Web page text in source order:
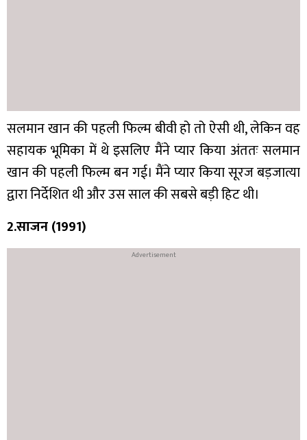
सलमान खान की पहली फिल्म बीवी हो तो ऐसी थी, लेकिन वह
सहायक भूमिका में थे इसलिए मैंने प्यार किया अंततः सलमान
खान की पहली फिल्म बन गई। मैंने प्यार किया सूरज बड़जात्या
द्वारा निर्देशित थी और उस साल की सबसे बड़ी हिट थी।
2.साजन (1991)